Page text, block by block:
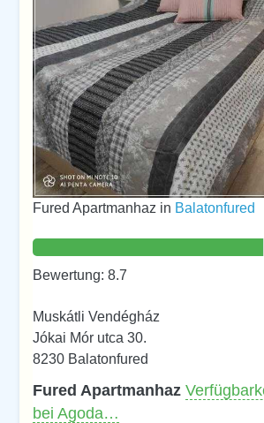
Fured Apartmanhaz in Balatonfured
Bewertung: 8.7
Muskátli Vendégház
Jókai Mór utca 30.
8230 Balatonfured
Fured Apartmanhaz
bei Agoda…